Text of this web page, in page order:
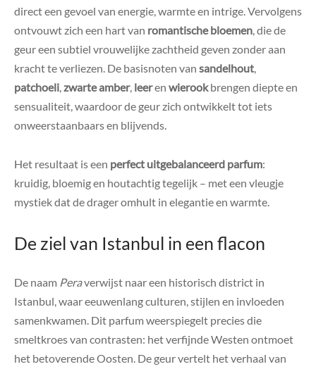
direct een gevoel van energie, warmte en intrige. Vervolgens
ontvouwt zich een hart van romantische bloemen, die de
geur een subtiel vrouwelijke zachtheid geven zonder aan
kracht te verliezen. De basisnoten van sandelhout,
patchoeli,zwarte amber, leeren wierookbrengen diepte en
sensualiteit, waardoor de geur zich ontwikkelt tot iets
onweerstaanbaars en blijvends.
Het resultaat is een perfect uitgebalanceerd parfum:
kruidig, bloemig en houtachtig tegelijk – met een vleugje
mystiek dat de drager omhult in elegantie en warmte.
De ziel van Istanbul in een flacon
De naam Peraverwijst naar een historisch district in
Istanbul, waar eeuwenlang culturen, stijlen en invloeden
samenkwamen. Dit parfum weerspiegelt precies die
smeltkroes van contrasten: het verfijnde Westen ontmoet
het betoverende Oosten. De geur vertelt het verhaal van